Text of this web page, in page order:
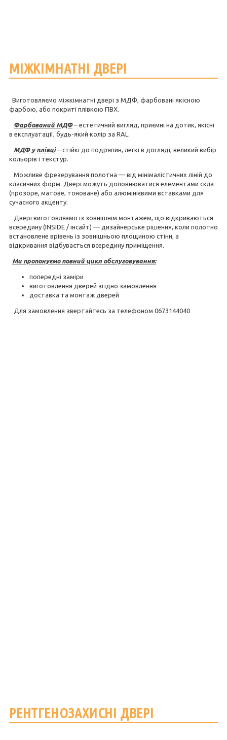
МІЖКІМНАТНІ ДВЕРІ
Виготовляємо міжкімнатні двері з МДФ, фарбовані якісною
фарбою, або покриті плівкою ПВХ.
Фарбований МДФ– естетичний вигляд, приємні на дотик, якісні
в експлуатації, будь-який колір за RAL.
МДФ у плівці – стійкі до подряпин, легкі в догляді, великий вибір
кольорів і текстур.
Можливе фрезерування полотна — від мінімалістичних ліній до
класичних форм. Двері можуть доповнюватися елементами скла
(прозоре, матове, тоноване) або алюмінієвими вставками для
сучасного акценту.
Двері виготовляємо із зовнішнім монтажем, що відкриваються
всередину (INSIDE / інсайт) — дизайнерське рішення, коли полотно
встановлене врівень із зовнішньою площиною стіни, а
відкривання відбувається всередину приміщення.
Ми пропонуємо повний цикл обслуговування:
попередні заміри
виготовлення дверей згідно замовлення
доставка та монтаж дверей
Для замовлення звертайтесь за телефоном 0673144040
РЕНТГЕНОЗАХИСНІ ДВЕРІ